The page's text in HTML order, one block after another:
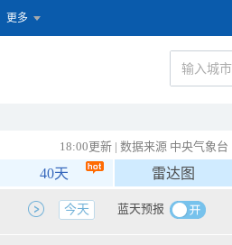
更多
18:00更新 | 数据来源 中央气象台
40天 雷达图
蓝天预报
今天